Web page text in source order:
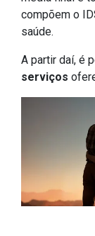
compõem o
saúde.
A partir daí, é
serviços